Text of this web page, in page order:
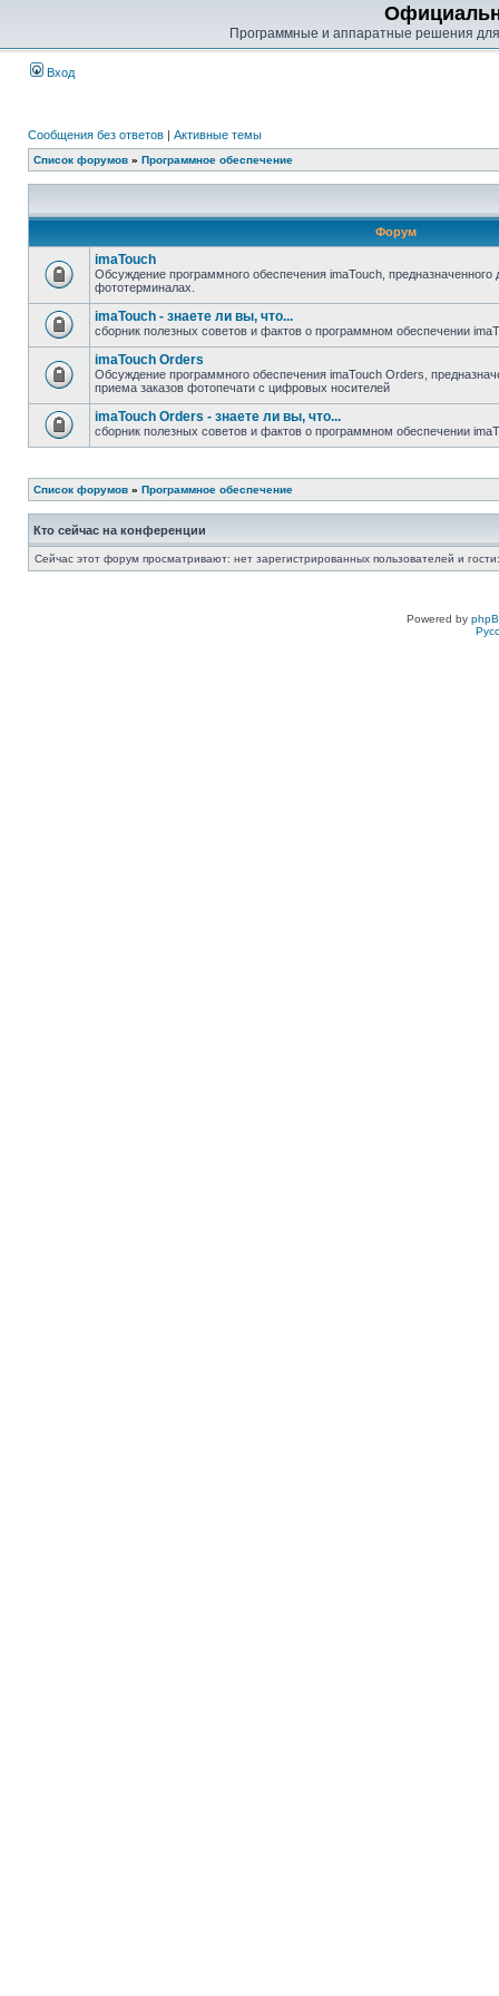
Программные и аппаратные решения
Вход
Сообщения без ответов | Активные темы
Список форумов » Программное обеспечение
Форум
imaTouch
Обсуждение программного обеспечения imaTouch, предназначенного
фототерминалах.
imaTouch - знаете ли вы, что...
сборник полезных советов и фактов о программном обеспечении
imaTouch Orders
Обсуждение программного обеспечения imaTouch Orders,
приема заказов фотопечати с цифровых носителей
imaTouch Orders - знаете ли вы, что...
сборник полезных советов и фактов о программном обеспечении
Список форумов » Программное обеспечение
Кто сейчас на конференции
Сейчас этот форум просматривают: нет зарегистрированных пользователей и
Powered by